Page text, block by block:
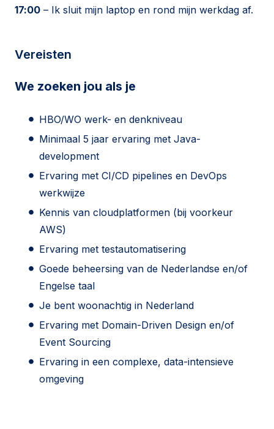
17:00 – Ik sluit mijn laptop en rond mijn werkdag af.
Vereisten
We zoeken jou als je
HBO/WO werk- en denkniveau
Minimaal 5 jaar ervaring met Java-
development
Ervaring met CI/CD pipelines en DevOps
werkwijze
Kennis van cloudplatformen (bij voorkeur
AWS)
Ervaring met testautomatisering
Goede beheersing van de Nederlandse en/of
Engelse taal
Je bent woonachtig in Nederland
Ervaring met Domain-Driven Design en/of
Event Sourcing
Ervaring in een complexe, data-intensieve
omgeving